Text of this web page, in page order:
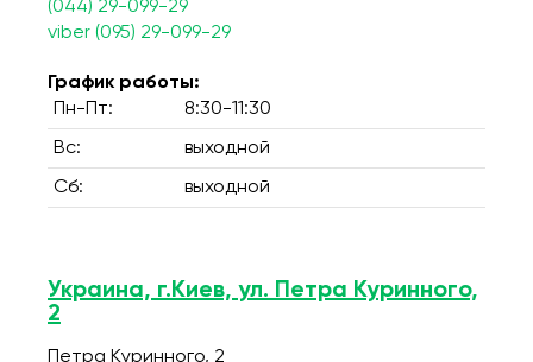
(044) 29-099-29
viber (095) 29-099-29
График работы:
Пн-Пт:
8:30-11:30
Вс: выходной
Сб: выходной
Украина, г.Киев, ул. Петра Куринного,
2
Петра Куринного, 2